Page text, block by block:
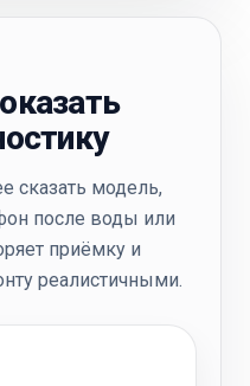
сказать модель,
после воды или
приёмку и
реалистичными.